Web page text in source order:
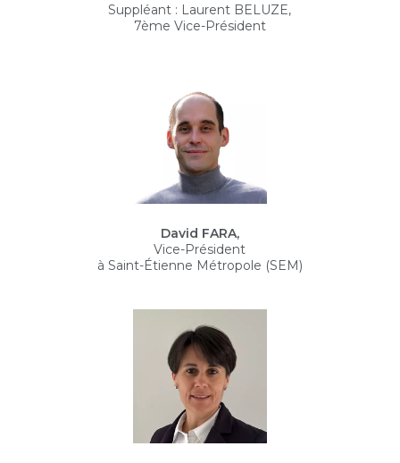
Suppléant : Laurent BELUZE,
7ème Vice-Président
David FARA,
Vice-Président
à Saint-Étienne Métropole (SEM)